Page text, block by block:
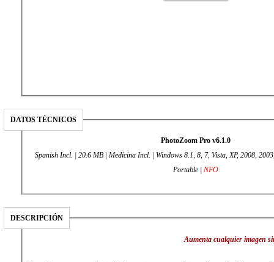
DATOS TÉCNICOS
PhotoZoom Pro v6.1.0
Spanish Incl. | 20.6 MB | Medicina Incl. | Windows 8.1, 8, 7, Vista, XP, 2008,
Portable | NFO
DESCRIPCIÓN
Aumenta cualquier imagen